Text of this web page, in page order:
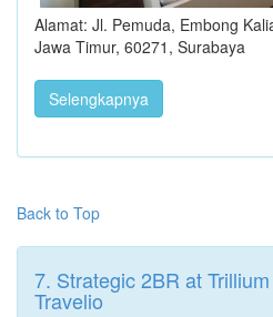
Alamat: Jl. Pemuda, Embong
Jawa Timur, 60271, Surabaya
Selengkapnya
Back to Top
7. Strategic 2BR at
Travelio